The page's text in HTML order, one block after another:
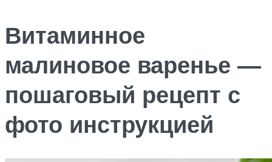
Витаминное
малиновое варенье —
пошаговый рецепт с
фото инструкцией